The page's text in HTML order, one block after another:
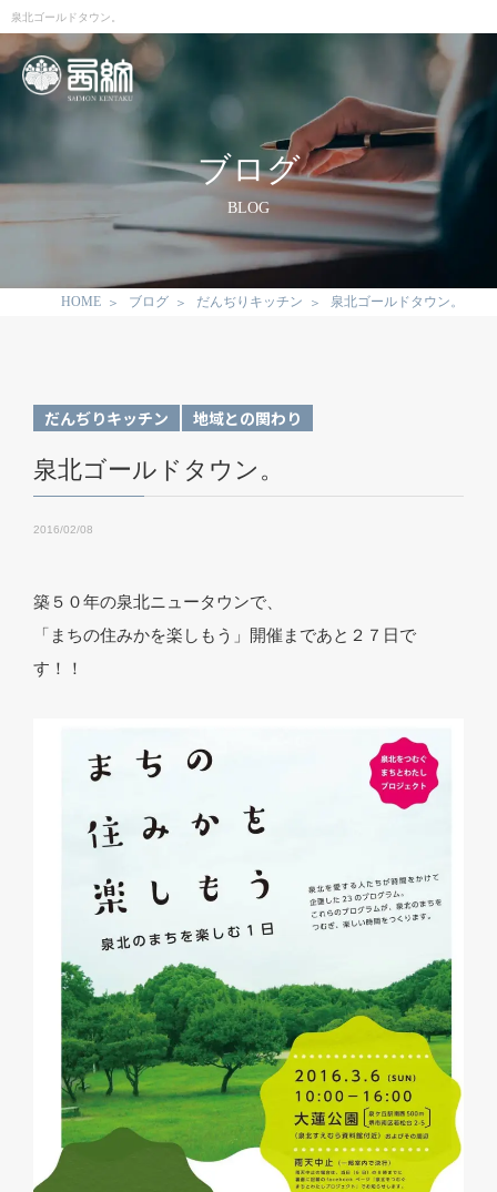
泉北ゴールドタウン。
ブログ
BLOG
HOME ブログ だんぢりキッチン 泉北ゴールドタウン。
だんぢりキッチン 地域との関わり
泉北ゴールドタウン。
2016/02/08
築５０年の泉北ニュータウンで、
「まちの住みかを楽しもう」開催まであと２７日で
す！！